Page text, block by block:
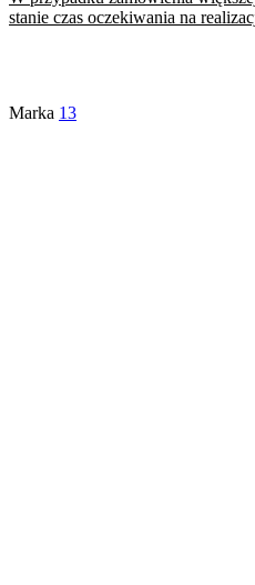
stanie czas oczekiwania na
Marka 13